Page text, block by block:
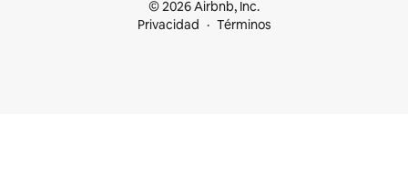
© 2026 Airbnb, Inc.
Privacidad
Términos